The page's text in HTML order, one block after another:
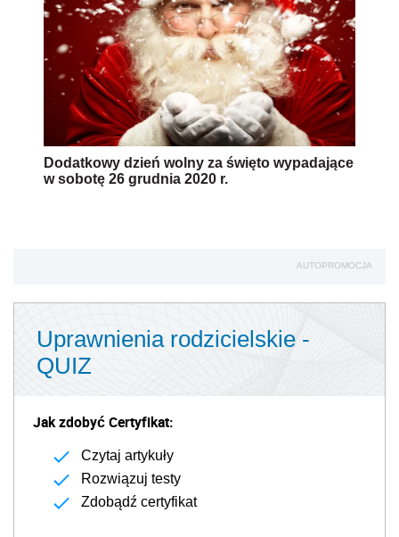
Dodatkowy dzień wolny za święto wypadające
w sobotę 26 grudnia 2020 r.
AUTOPROMOCJA
Uprawnienia rodzicielskie -
QUIZ
Jak zdobyć Certyfikat:
Czytaj artykuły
Rozwiązuj testy
Zdobądź certyfikat